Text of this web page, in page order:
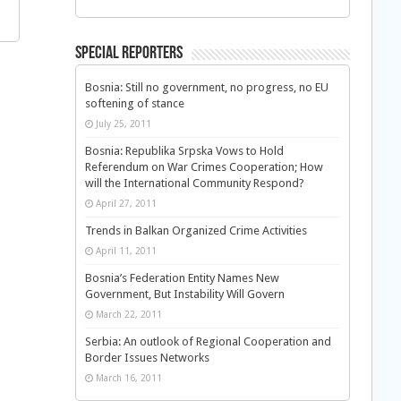
Special Reporters
Bosnia: Still no government, no progress, no EU
softening of stance
July 25, 2011
Bosnia: Republika Srpska Vows to Hold
Referendum on War Crimes Cooperation; How
will the International Community Respond?
April 27, 2011
Trends in Balkan Organized Crime Activities
April 11, 2011
Bosnia’s Federation Entity Names New
Government, But Instability Will Govern
March 22, 2011
Serbia: An outlook of Regional Cooperation and
Border Issues Networks
March 16, 2011